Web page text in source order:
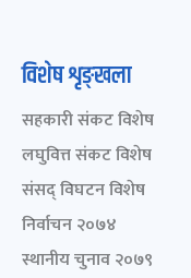
विशेष शृङ्खला
सहकारी संकट विशेष
लघुवित्त संकट विशेष
संसद् विघटन विशेष
निर्वाचन २०७४
स्थानीय चुनाव २०७९